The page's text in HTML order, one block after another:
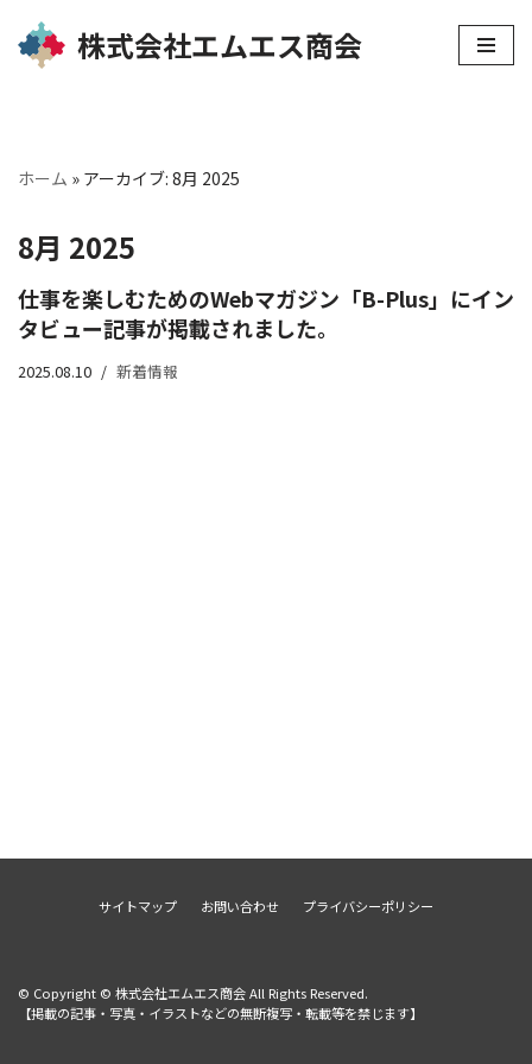
コ
ン
へ
ス
キ
ッ
プ
株式会社エムエス商会
ホーム » アーカイブ: 8月 2025
8月 2025
仕事を楽しむためのWebマガジン「B-Plus」にイン
タビュー記事が掲載されました。
2025.08.10 新着情報
サイトマップ お問い合わせ プライバシーポリシー
© Copyright © 株式会社エムエス商会 All Rights Reserved.
【掲載の記事・写真・イラストなどの無断複写・転載等を禁じます】